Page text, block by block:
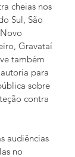
cheias nos
Sul, São
Gravataí
também
para
sobre
contra
audiências
no